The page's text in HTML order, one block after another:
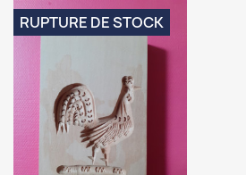
RUPTURE DE STOCK